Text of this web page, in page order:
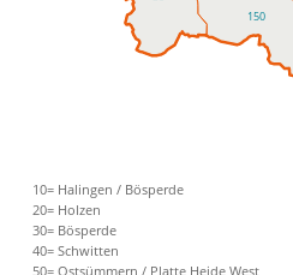
150
10= Halingen / Bösperde
20= Holzen
30= Bösperde
40= Schwitten
50= Ostsümmern / Platte Heide West